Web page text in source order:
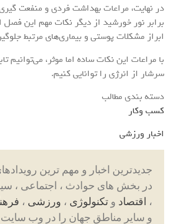
در نهایت، مراعات بهداشت فردی و منفعت
برابر نور خورشید از دیگر نکات مهم این فصل
ابراز مشکلات پوستی و بیماری‌های مرتبط
با مراعات این نکات ساده اما موثر، می‌توانیم
سرشار از انرژی را توانایی کنیم.
دسته بندی مطالب
کسب وکار
اخبار ورزشی
در بخش های حوادث ، اجتماعی ،
، اقتصاد و تکنولوژی ، ورزشی ،
و سایر مناطق جهان را در وب